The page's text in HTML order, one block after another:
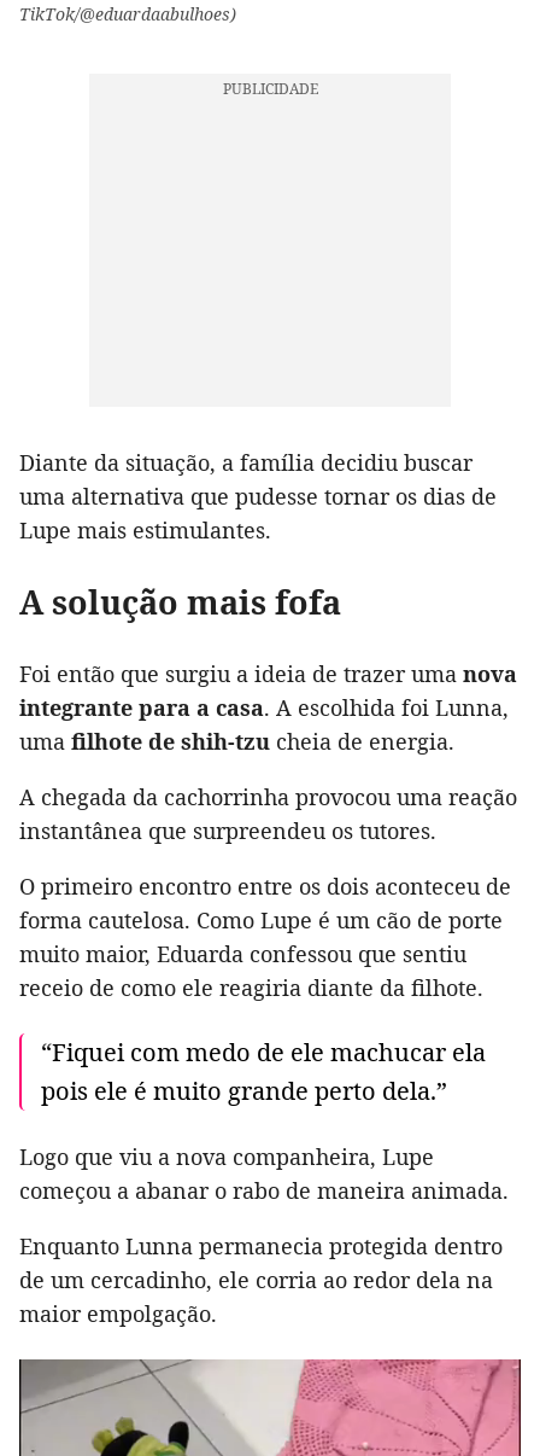
TikTok/@eduardaabulhoes)
Diante da situação, a família decidiu buscar
uma alternativa que pudesse tornar os dias de
Lupe mais estimulantes.
A solução mais fofa
Foi então que surgiu a ideia de trazer uma nova
integrante para a casa. A escolhida foi Lunna,
uma filhote de shih-tzu cheia de energia.
A chegada da cachorrinha provocou uma reação
instantânea que surpreendeu os tutores.
O primeiro encontro entre os dois aconteceu de
forma cautelosa. Como Lupe é um cão de porte
muito maior, Eduarda confessou que sentiu
receio de como ele reagiria diante da filhote.
“Fiquei com medo de ele machucar ela
pois ele é muito grande perto dela.”
Logo que viu a nova companheira, Lupe
começou a abanar o rabo de maneira animada.
Enquanto Lunna permanecia protegida dentro
de um cercadinho, ele corria ao redor dela na
maior empolgação.